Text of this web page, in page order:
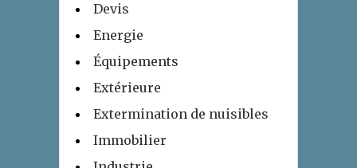
Devis
Energie
Équipements
Extérieure
Extermination de nuisibles
Immobilier